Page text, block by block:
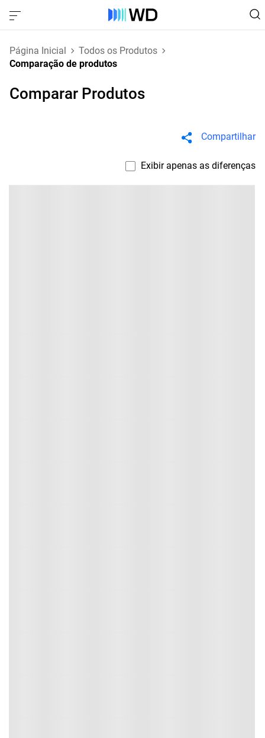
Página Inicial
Todos os Produtos
Comparação de produtos
Comparar Produtos
Compartilhar
Exibir apenas as diferenças